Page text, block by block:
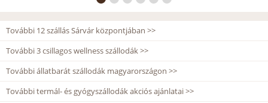
További 12 szállás Sárvár központjában >>
További 3 csillagos wellness szállodák >>
További állatbarát szállodák magyarországon >>
További termál- és gyógyszállodák akciós ajánlatai >>